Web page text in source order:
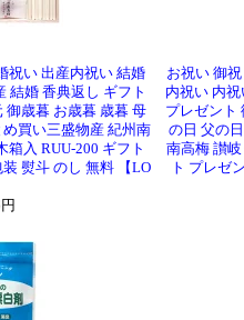
祝い 出産内祝い 結婚
結婚 香典返し ギフト
御歳暮 お歳暮 歳暮 母
買い三盛物産 紀州南
箱入 RUU-200 ギフト
熨斗 のし 無料 【LO
お祝い 御
内祝い 内
プレゼント
の日 父の
南高梅 讃
ト プレゼ